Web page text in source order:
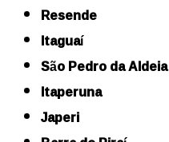
Resende
Itaguaí
São Pedro da Aldeia
Itaperuna
Japeri